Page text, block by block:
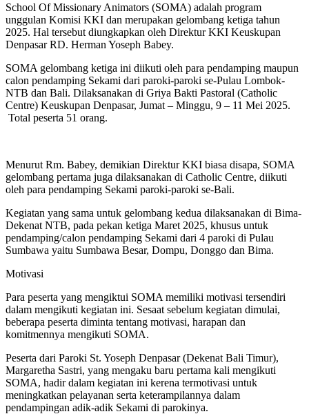
School Of Missionary Animators (SOMA) adalah program
unggulan Komisi KKI dan merupakan gelombang ketiga tahun
2025. Hal tersebut diungkapkan oleh Direktur KKI Keuskupan
Denpasar RD. Herman Yoseph Babey.
SOMA gelombang ketiga ini diikuti oleh para pendamping maupun
calon pendamping Sekami dari paroki-paroki se-Pulau Lombok-
NTB dan Bali. Dilaksanakan di Griya Bakti Pastoral (Catholic
Centre) Keuskupan Denpasar, Jumat – Minggu, 9 – 11 Mei 2025.
Total peserta 51 orang.
Menurut Rm. Babey, demikian Direktur KKI biasa disapa, SOMA
gelombang pertama juga dilaksanakan di Catholic Centre, diikuti
oleh para pendamping Sekami paroki-paroki se-Bali.
Kegiatan yang sama untuk gelombang kedua dilaksanakan di Bima-
Dekenat NTB, pada pekan ketiga Maret 2025, khusus untuk
pendamping/calon pendamping Sekami dari 4 paroki di Pulau
Sumbawa yaitu Sumbawa Besar, Dompu, Donggo dan Bima.
Motivasi
Para peserta yang mengiktui SOMA memiliki motivasi tersendiri
dalam mengikuti kegiatan ini. Sesaat sebelum kegiatan dimulai,
beberapa peserta diminta tentang motivasi, harapan dan
komitmennya mengikuti SOMA.
Peserta dari Paroki St. Yoseph Denpasar (Dekenat Bali Timur),
Margaretha Sastri, yang mengaku baru pertama kali mengikuti
SOMA, hadir dalam kegiatan ini kerena termotivasi untuk
meningkatkan pelayanan serta keterampilannya dalam
pendampingan adik-adik Sekami di parokinya.